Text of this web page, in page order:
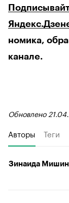
номика,
канале.
Обновлено
Авторы Теги
Зинаида